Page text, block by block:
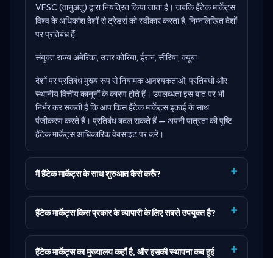
VFSC (वानुअतु) द्वारा नियंत्रित किया जाता है। जबकि हैंटेक मार्केट्स
विश्व के अधिकांश देशों से ट्रेडर्स को स्वीकार करता है, निम्नलिखित देशों
पर प्रतिबंध हैं:
संयुक्त राज्य अमेरिका, उत्तर कोरिया, ईरान, सीरिया, क्यूबा
देशों पर प्रतिबंध मुख्य रूप से नियामक आवश्यकताओं, प्रतिबंधों और
स्थानीय वित्तीय कानूनों के कारण होते हैं। उपलब्धता इस बात पर भी
निर्भर कर सकती है कि आप किस हैंटेक मार्केट्स इकाई के साथ
पंजीकरण करते हैं। प्रतिबंध बदल सकते हैं — अपनी पात्रता की पुष्टि
हैंटेक मार्केट्स आधिकारिक वेबसाइटपर करें।
मैं हैंटेक मार्केट्स के साथ शुरुआत कैसे करूँ?
हैंटेक मार्केट्स किस प्रकार के व्यापारी के लिए सबसे उपयुक्त है?
हैंटेक मार्केट्स का मुख्यालय कहाँ है, और इसकी स्थापना कब हुई